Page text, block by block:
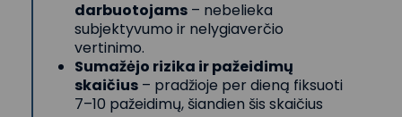
darbuotojams – nebelieka
subjektyvumo ir nelygiaverčio
vertinimo.
Sumažėjo rizika ir pažeidimų
skaičius – pradžioje per dieną fiksuoti
7–10 pažeidimų, šiandien šis skaičius